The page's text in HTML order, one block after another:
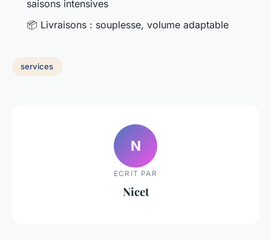
saisons intensives
📦 Livraisons : souplesse, volume adaptable
services
N
ECRIT PAR
Nicet